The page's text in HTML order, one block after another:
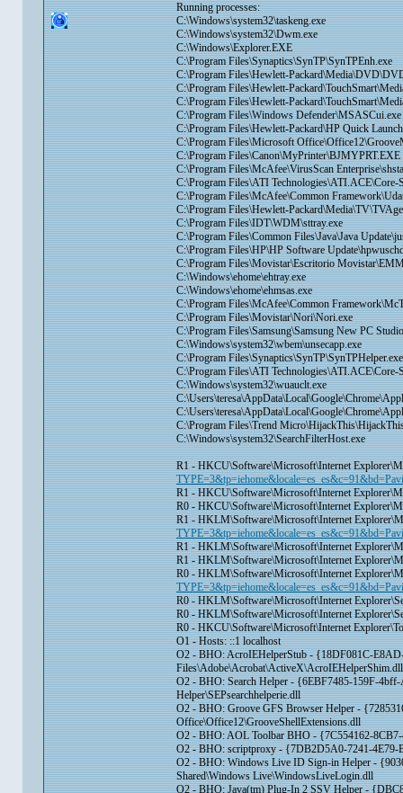
Running processes:
C:\Windows\system32\taskeng.exe
C:\Windows\system32\Dwm.exe
C:\Windows\Explorer.EXE
C:\Program Files\Synaptics\SynTP\SynTPEnh.exe
C:\Program Files\Hewlett-
C:\Program Files\Hewlett-
C:\Program Files\Hewlett-
C:\Program Files\Windows Defender\MSASCui.exe
C:\Program Files\Hewlett-Packard\HP Quick
C:\Program Files\Microsoft
C:\Program Files\Canon\MyPrinter\BJMYPRT.EXE
C:\Program Files\McAfee\VirusScan
C:\Program Files\ATI Technologies\ATI.ACE\Core-
C:\Program Files\McAfee\Common
C:\Program Files\Hewlett-
C:\Program Files\IDT\WDM\sttray.exe
C:\Program Files\Common Files\Java\Java
C:\Program Files\HP\HP Software
C:\Program Files\Movistar\Escritorio
C:\Windows\ehome\ehtray.exe
C:\Windows\ehome\ehmsas.exe
C:\Program Files\McAfee\Common
C:\Program Files\Movistar\Nori\Nori.exe
C:\Program Files\Samsung\Samsung New PC
C:\Windows\system32\wbem\unsecapp.exe
C:\Program Files\Synaptics\SynTP\SynTPHelper.exe
C:\Program Files\ATI Technologies\ATI.ACE\Core-
C:\Windows\system32\wuauclt.exe
C:\Program Files\Trend
C:\Windows\system32\SearchFilterHost.exe
R1 - HKCU\Software\Microsoft\Internet
R1 - HKCU\Software\Microsoft\Internet
R0 - HKCU\Software\Microsoft\Internet
R1 - HKLM\Software\Microsoft\Internet
R1 - HKLM\Software\Microsoft\Internet
R1 - HKLM\Software\Microsoft\Internet
R0 - HKLM\Software\Microsoft\Internet
R0 - HKLM\Software\Microsoft\Internet
R0 - HKLM\Software\Microsoft\Internet
R0 - HKCU\Software\Microsoft\Internet
O1 - Hosts: ::1 localhost
O2 - BHO: AcroIEHelperStub - {18DF081C-
Files\Adobe\Acrobat\ActiveX\AcroIEHelperShim.dll
O2 - BHO: Search Helper - {6EBF7485-159F-
Helper\SEPsearchhelperie.dll
O2 - BHO: Groove GFS Browser Helper -
Office\Office12\GrooveShellExtensions.dll
O2 - BHO: AOL Toolbar BHO - {7C554162-
O2 - BHO: scriptproxy - {7DB2D5A0-7241-4E79-
O2 - BHO: Windows Live ID Sign-in Helper -
Shared\Windows Live\WindowsLiveLogin.dll
O2 - BHO: Java(tm) Plug-In 2 SSV Helper -